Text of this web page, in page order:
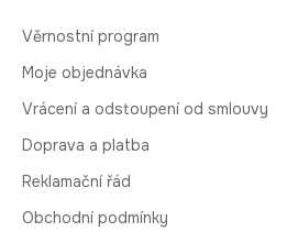
Věrnostní program
Moje objednávka
Vrácení a odstoupení od smlouvy
Doprava a platba
Reklamační řád
Obchodní podmínky